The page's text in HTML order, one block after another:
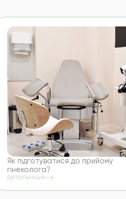
Як підготуватися до прийому
гінеколога?
детальніше